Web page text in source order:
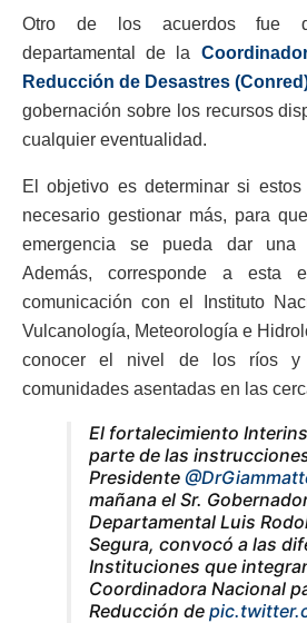
Otro de los acuerdos fue
departamental de la
Reducción de Desastres
gobernación sobre los recursos
cualquier eventualidad.
El objetivo es determinar si
necesario gestionar más, para
emergencia se pueda dar una
Además, corresponde a esta
comunicación con el Instituto
Vulcanología, Meteorología e
conocer el nivel de los ríos
comunidades asentadas en las
El fortalecimiento
parte de las
Presidente
mañana el Sr.
Departamental Luis
Segura, convocó a las
Instituciones que
Coordinadora Nacional
Reducción de